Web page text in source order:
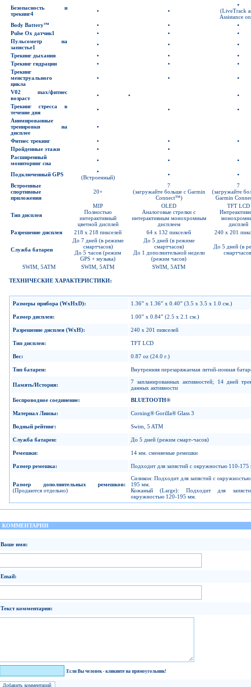
Безопасность и
трекинг4 • •
•
(LiveTrack
Assistance
Body Battery™
• •
•
Pulse Ox датчик1 • •
•
Пульсометр на
запястье1 • •
•
Трекинг дыхания
• •
•
Трекинг гидрации
• •
•
Трекинг
менструального
цикла
• • •
V02 max/фитнес
возраст
• •
•
Трекинг стресса в
течение дня
• •
•
Анимированные
тренировки на
дисплее
•
Фитнес трекинг • •
•
Пройденные этажи
•
•
Расширенный
мониторинг сна
• • •
Подключенный GPS
•
(Встроенный)
•
•
Встроенные
спортивные
приложения
20+
7
(загружайте больше с Garmin
Connect™)
7
(загружайте
Garmin
Тип дисплея
MIP
Полностью
интерактивный
цветной дисплей
OLED
Аналоговые стрелки с
интерактивным монохромным
дисплеем
TFT LCD
дисплей
Разрешение дисплея
218 x 218 пикселей 64 x 132 пикселей 240 x 201
Служба батареи
До 7 дней (в режиме
смартчасов)
До 5 часов (режим
GPS + музыка)
До 5 дней (в режиме
смартчасов)
До 1 дополнительной недели
(режим часов)
До 5 дней (в
SWIM, 5ATM SWIM, 5ATM SWIM, 5ATM
ТЕХНИЧЕСКИЕ ХАРАКТЕРИСТИКИ:
Размеры прибора (WxHxD): 1.36” x 1.36” x 0.40” (3.5 x 3.5 x 1.0 см.)
Размер дисплея: 1.00” x 0.84” (2.5 x 2.1 см.)
Разрешение дисплея (WxH): 240 x 201 пивселей
Тип дисплея: TFT LCD
Вес: 0.87 oz (24.0 г.)
Тип батареи: Внутренняя перезаряжаемая литий-ионная
Память/История:
7 запланированных активностей; 14 дней
данных активности
Беспроводное соединение: BLUETOOTH®
Материал Линзы: Corning® Gorilla® Glass 3
Водный рейтинг: Swim, 5 ATM
Служба батареи: До 5 дней (режим смарт-часов)
Ремешки: 14 мм. сменяемые ремешки
Размер ремешка: Подходит для запястий с окружностью 110-175
Размер дополнительных ремешков:
(Продаются отдельно)
Силикон: Подходит для запястий с
195 мм.
Кожаный (Large): Подходит для
окружностью 120-195 мм.
КОММЕНТАРИИ
Ваше имя:
Email:
Текст комментария:
Если Вы человек - кликните на прямоугольник!